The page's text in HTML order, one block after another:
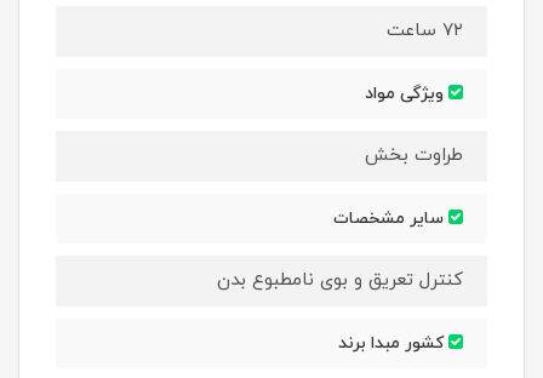
۷۲ ساعت
ویژگی مواد
طراوت بخش
سایر مشخصات
کنترل تعریق و بوی نامطبوع بدن
کشور مبدا برند